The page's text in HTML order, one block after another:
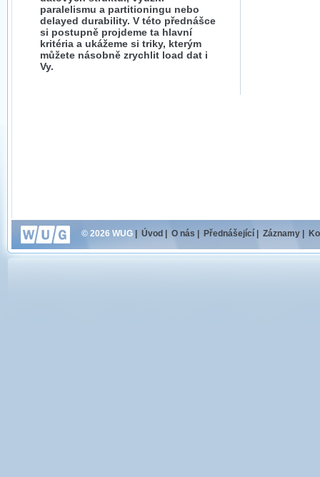
paralelismu a partitioningu nebo
delayed durability. V této přednášce
si postupně projdeme ta hlavní
kritéria a ukážeme si triky, kterým
můžete násobně zrychlit load dat i
Vy.
© 2026 WUG Úvod O nás Přednášející Záznamy